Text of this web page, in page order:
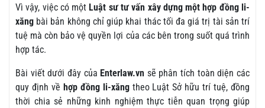
Vì vậy, việc có một Luật sư tư vấn xây dựng một hợp đồng li-
xăng bài bản không chỉ giúp khai thác tối đa giá trị tài sản trí
tuệ mà còn bảo vệ quyền lợi của các bên trong suốt quá trình
hợp tác.
Bài viết dưới đây của Enterlaw.vn sẽ phân tích toàn diện các
quy định về hợp đồng li-xăngtheo Luật Sở hữu trí tuệ, đồng
thời chia sẻ những kinh nghiệm thực tiễn quan trọng giúp